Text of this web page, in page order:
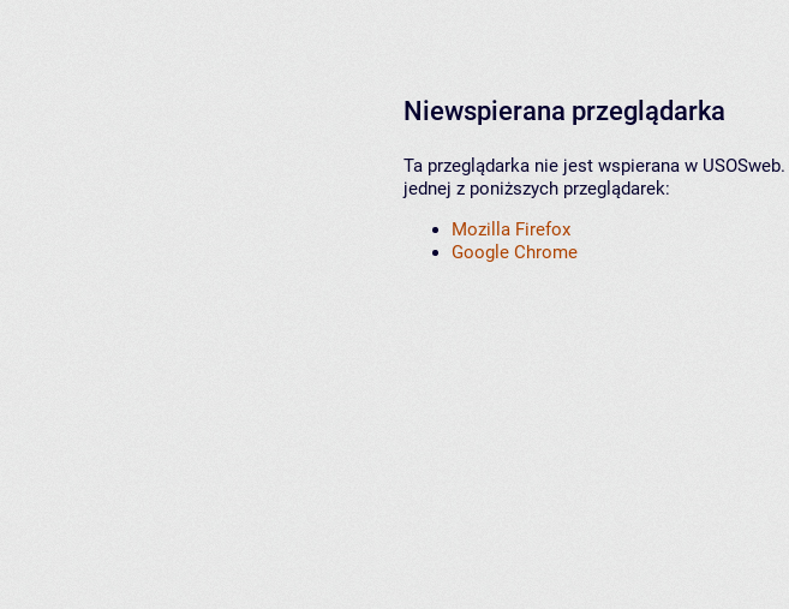
Niewspierana przeglądarka
Ta przeglądarka nie jest wspierana w
jednej z poniższych przeglądarek:
Mozilla Firefox
Google Chrome